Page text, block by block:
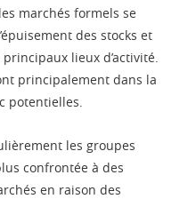
marchés formels se
des stocks et
lieux d’activité.
principalement dans la
potentielles.
les groupes
confrontée à des
en raison des